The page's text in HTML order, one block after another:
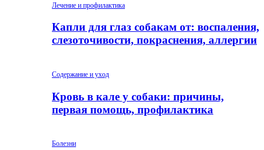
Лечение и профилактика
Капли для глаз собакам от: воспаления,
слезоточивости, покраснения, аллергии
Содержание и уход
Кровь в кале у собаки: причины,
первая помощь, профилактика
Болезни